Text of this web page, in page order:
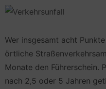
Wer insgesamt acht
örtliche
Monate den Führer­schein.
nach 2,5 oder 5 Jahren